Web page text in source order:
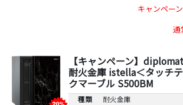
キャンペー
通
【キャンペーン】
耐火金庫 istella＜タッチ
クマーブル S500BM
種類
耐火金庫